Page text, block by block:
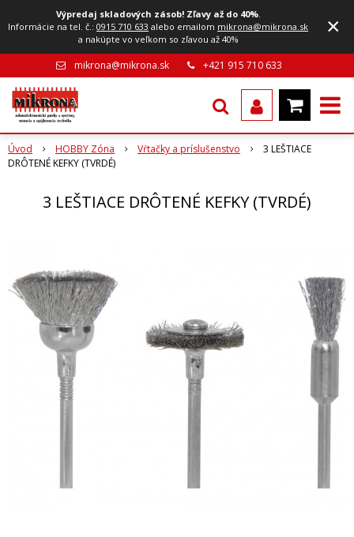
Výpredaj skladových zásob! Zľavy až do 40%.
Informácie na tel. č.:0915 710 633 alebo emailom mikrona@mikrona.sk
a nakúpte vo veľkom so zľavou až 40%
×
mikrona@mikrona.sk +421 915 710 633
Úvod HOBBY Zóna Vŕtačky a príslušenstvo
3 LEŠTIACE
DRÔTENÉ KEFKY (TVRDÉ)
3 LEŠTIACE DRÔTENÉ KEFKY (TVRDÉ)